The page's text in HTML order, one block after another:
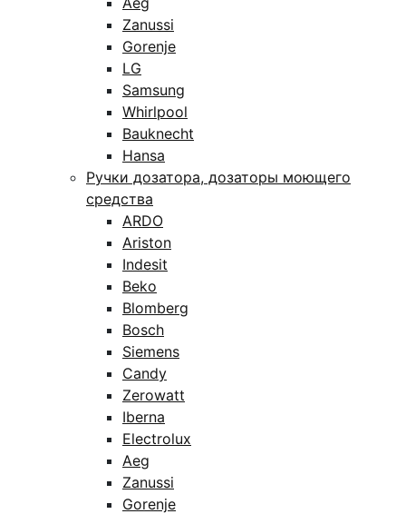
Zanussi
Gorenje
LG
Samsung
Whirlpool
Bauknecht
Hansa
Ручки дозатора, дозаторы моющего
средства
ARDO
Ariston
Indesit
Beko
Blomberg
Bosch
Siemens
Candy
Zerowatt
Iberna
Electrolux
Aeg
Zanussi
Gorenje